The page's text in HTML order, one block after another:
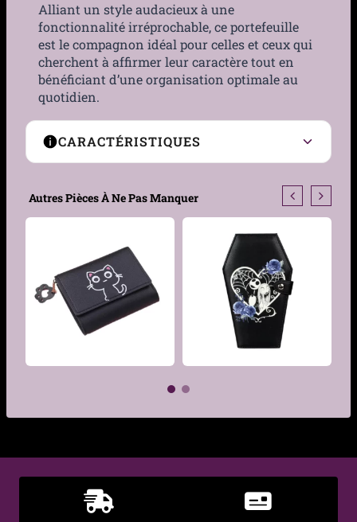
Alliant un style audacieux à une
fonctionnalité irréprochable, ce portefeuille
est le compagnon idéal pour celles et ceux qui
cherchent à affirmer leur caractère tout en
bénéficiant d’une organisation optimale au
quotidien.
CARACTÉRISTIQUES
Matière
Taille 9.5cm x 19.5cm
Genre Femme, Homme
Autres Pièces À Ne Pas Manquer